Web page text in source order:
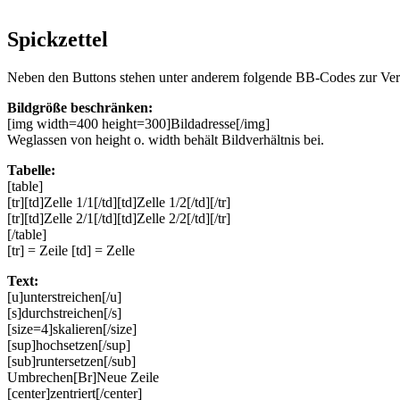
Spickzettel
Neben den Buttons stehen unter anderem folgende BB-Codes zur
Bildgröße beschränken:
[img width=400 height=300]Bildadresse[/img]
Weglassen von height o. width behält Bildverhältnis bei.
Tabelle:
[table]
[tr][td]Zelle 1/1[/td][td]Zelle 1/2[/td][/tr]
[tr][td]Zelle 2/1[/td][td]Zelle 2/2[/td][/tr]
[/table]
[tr] = Zeile [td] = Zelle
Text:
[u]unterstreichen[/u]
[s]durchstreichen[/s]
[size=4]skalieren[/size]
[sup]hochsetzen[/sup]
[sub]runtersetzen[/sub]
Umbrechen[Br]Neue Zeile
[center]zentriert[/center]